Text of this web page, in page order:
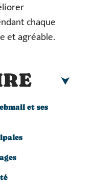
chaque
et agréable.
et ses